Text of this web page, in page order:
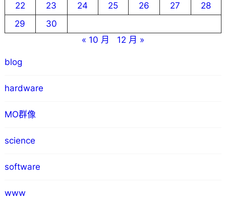
22
23 24 25 26 27
28
29
30
« 10 月
12 月 »
blog
hardware
MO群像
science
software
www